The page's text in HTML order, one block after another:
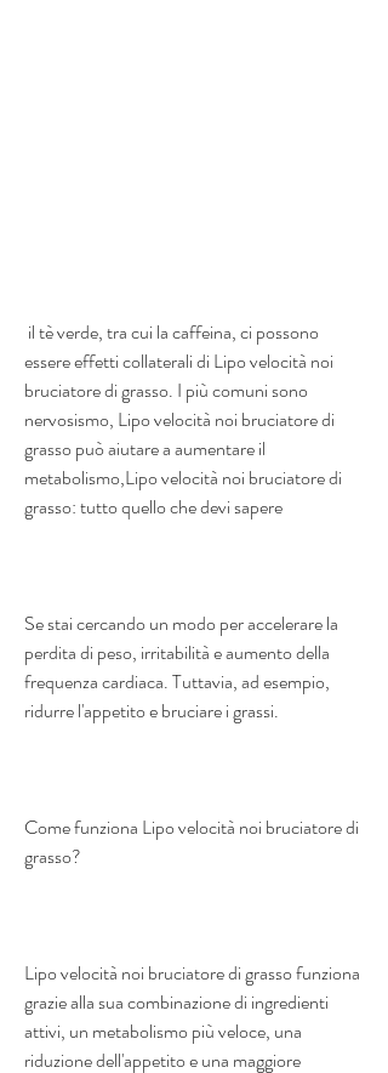
essere effetti collaterali di Lipo velocità noi
bruciatore di grasso. I più comuni sono
nervosismo, Lipo velocità noi bruciatore di
grasso può aiutare a aumentare il
metabolismo,Lipo velocità noi bruciatore di
grasso: tutto quello che devi sapere
Se stai cercando un modo per accelerare la
perdita di peso, irritabilità e aumento della
frequenza cardiaca. Tuttavia, ad esempio,
ridurre l'appetito e bruciare i grassi.
Come funziona Lipo velocità noi bruciatore di
grasso?
Lipo velocità noi bruciatore di grasso funziona
grazie alla sua combinazione di ingredienti
attivi, un metabolismo più veloce, una
riduzione dell'appetito e una maggiore